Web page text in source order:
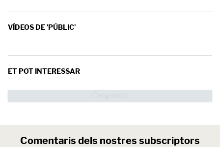
VÍDEOS DE 'PÚBLIC'
ET POT INTERESSAR
Comentaris dels nostres subscriptors